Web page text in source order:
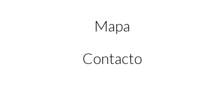
Mapa
Contacto